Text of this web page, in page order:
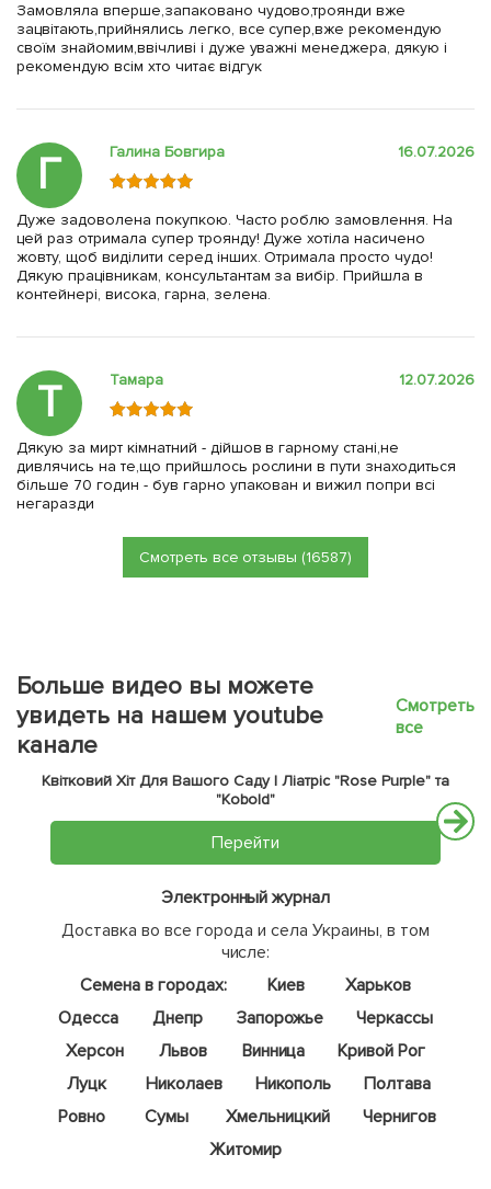
Замовляла вперше,запаковано чудово,троянди вже
зацвітають,прийнялись легко, все супер,вже рекомендую
своїм знайомим,ввічливі і дуже уважні менеджера, дякую і
рекомендую всім хто читає відгук
Г Галина Бовгира 16.07.2026
Дуже задоволена покупкою. Часто роблю замовлення. На
цей раз отримала супер троянду! Дуже хотіла насичено
жовту, щоб виділити серед інших. Отримала просто чудо!
Дякую працівникам, консультантам за вибір. Прийшла в
контейнері, висока, гарна, зелена.
Т Тамара 12.07.2026
Дякую за мирт кімнатний - дійшов в гарному стані,не
дивлячись на те,що прийшлось рослини в пути знаходиться
більше 70 годин - був гарно упакован и вижил попри всі
негаразди
Смотреть все отзывы (16587)
Больше видео вы можете
увидеть на нашем youtube
канале
Смотреть
все
Квітковий Хіт Для Вашого Саду | Ліатріс "Rose Purple" та
"Kobold"
Перейти
Электронный журнал
Доставка во все города и села Украины, в том
числе:
Семена в городах:
Киев
Харьков
Одесса
Днепр Запорожье
Черкассы
Херсон
Львов Винница
Кривой Рог
Луцк
Николаев Никополь
Полтава
Ровно
Сумы Хмельницкий
Чернигов
Житомир